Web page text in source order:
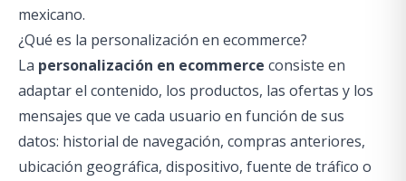
mexicano.
¿Qué es la personalización en ecommerce?
La personalización en ecommerce consiste en
adaptar el contenido, los productos, las ofertas y los
mensajes que ve cada usuario en función de sus
datos: historial de navegación, compras anteriores,
ubicación geográfica, dispositivo, fuente de tráfico o